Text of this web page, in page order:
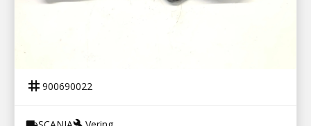
tag 900690022